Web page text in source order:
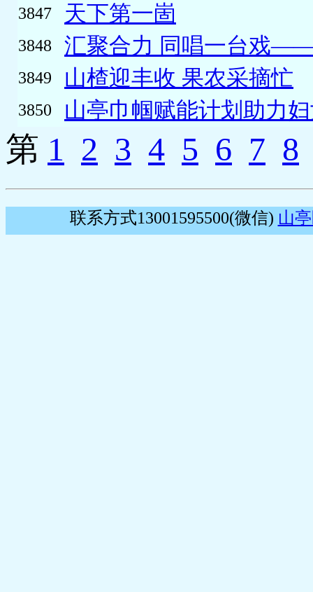
3847 天下第一崮
3848 汇聚合力 同唱一台戏
3849 山楂迎丰收 果农采摘忙
3850 山亭巾帼赋能计划助力
第 1 2 3 4 5 6 7 8
联系方式13001595500(微信) 山